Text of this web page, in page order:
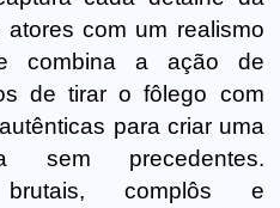
com um realismo
combina a ação de
de tirar o fôlego com
para criar uma
sem precedentes.
complôs e